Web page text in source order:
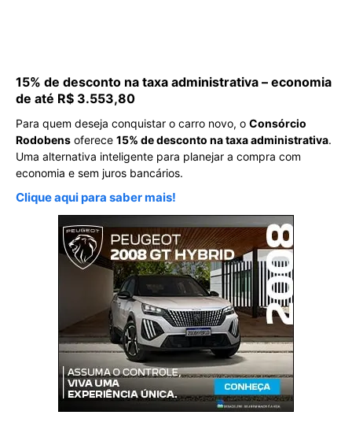
15% de desconto na taxa administrativa – economia
de até R$ 3.553,80
Para quem deseja conquistar o carro novo, o Consórcio
Rodobens oferece 15% de desconto na taxa administrativa.
Uma alternativa inteligente para planejar a compra com
economia e sem juros bancários.
Clique aqui para saber mais!